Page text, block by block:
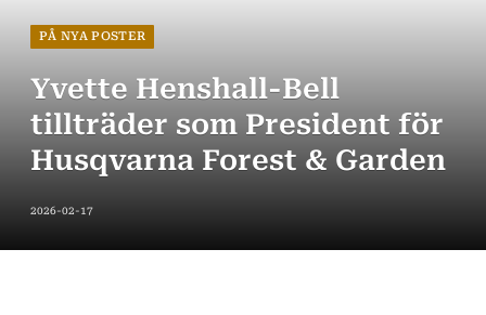
PÅ NYA POSTER
Yvette Henshall-Bell
tillträder som President för
Husqvarna Forest & Garden
2026-02-17